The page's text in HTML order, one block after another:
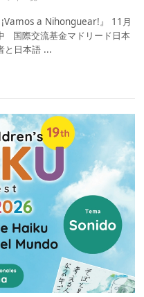
a Nihonguear!』 11月
国際交流基金マドリード日本
と日本語 ...